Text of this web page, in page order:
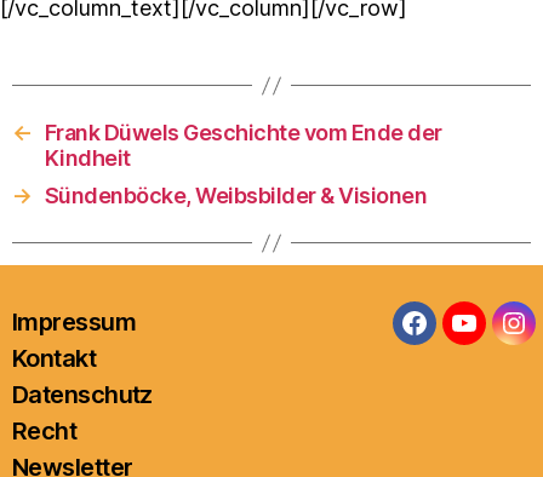
[/vc_column_text][/vc_column][/vc_row]
←
Frank Düwels Geschichte vom Ende der
Kindheit
→ Sündenböcke, Weibsbilder & Visionen
Impressum
Kontakt
Datenschutz
Recht
Newsletter
Facebook